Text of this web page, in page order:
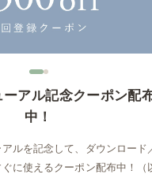
ドで検索してみまし
補が出てきます。
ーアル記念クーポン配
中！
ルを記念して、ダウンロード
に使えるクーポン配布中！（